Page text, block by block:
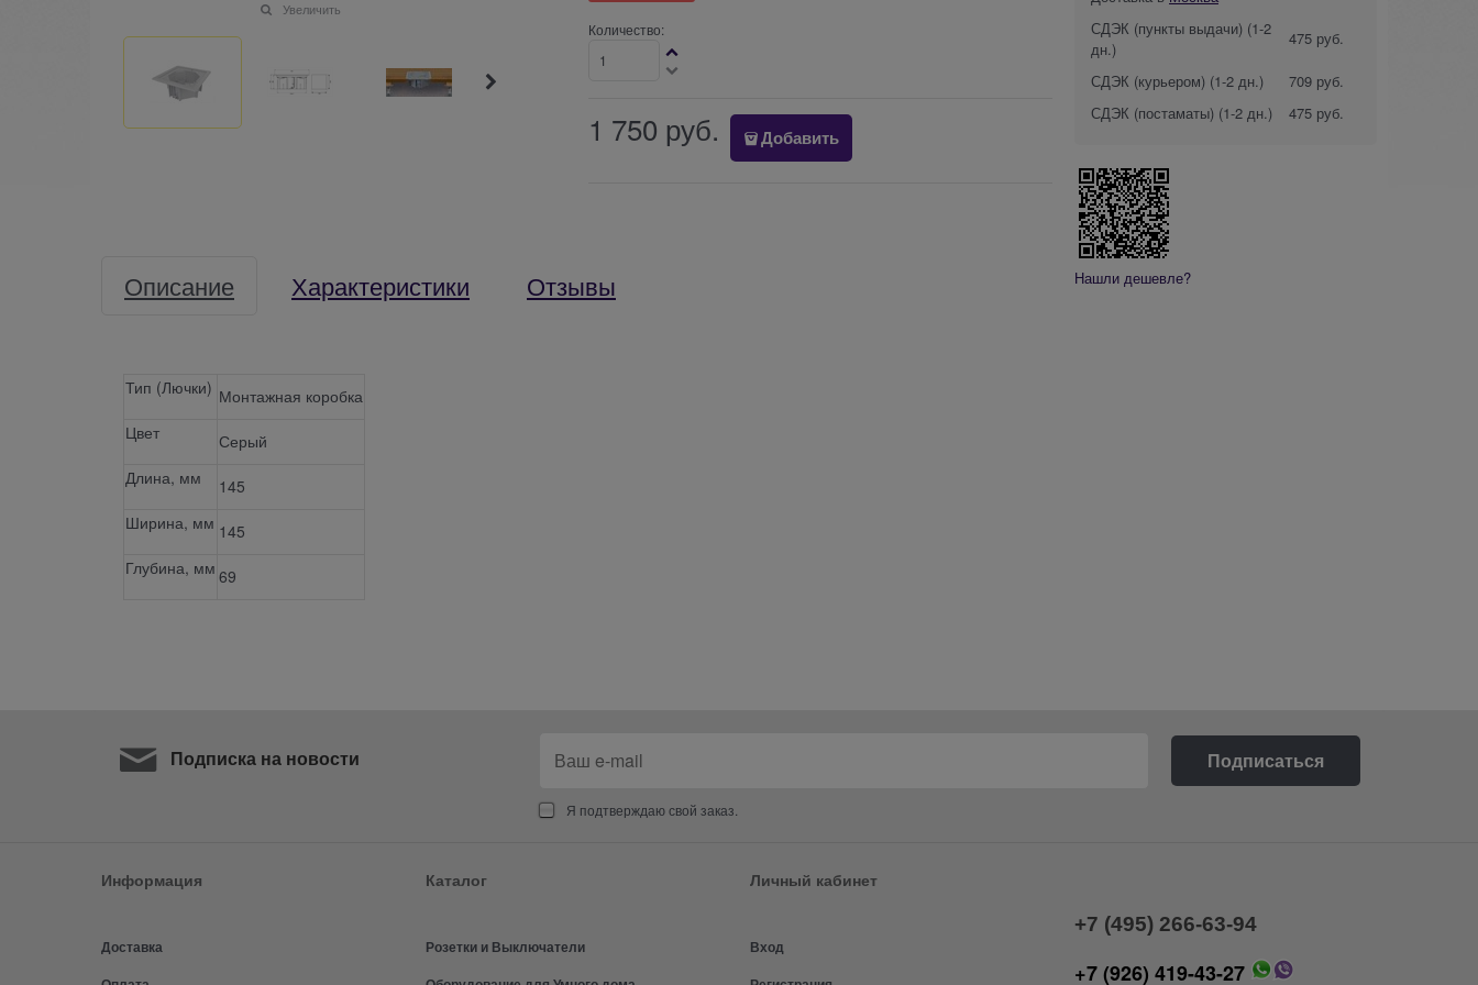
Увеличить
Количество:
1 750 руб. Добавить
Описание Характеристики Отзывы
Тип (Лючки) Монтажная коробка
Цвет
Серый
Длина, мм
145
Ширина, мм 145
Глубина, мм 69
СДЭК (пункты выдачи) (1-2
дн.)
475 руб.
СДЭК (курьером) (1-2 дн.)
709 руб.
СДЭК (постаматы) (1-2 дн.) 475 руб.
Нашли дешевле?
Подписка на новости
Я подтверждаю свой заказ.
Информация
Доставка
Каталог
Розетки и Выключатели
Личный кабинет
Вход
+7 (495) 266-63-94
+7 (926) 419-43-27